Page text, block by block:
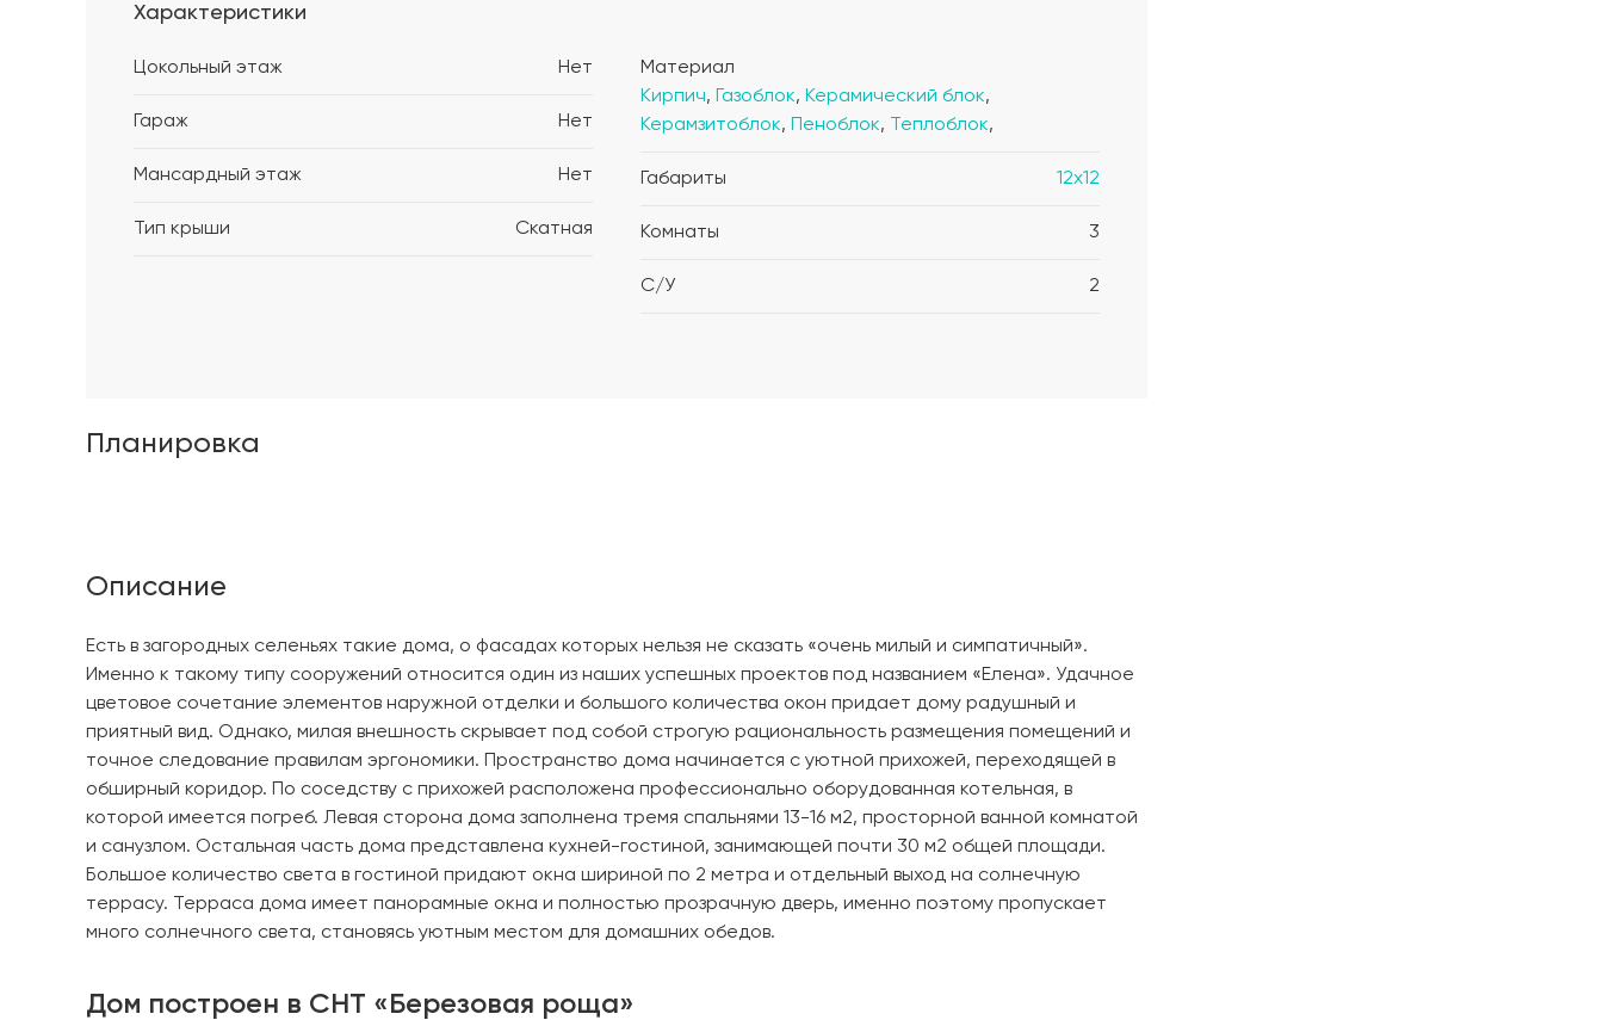
Характеристики
Цокольный этаж Нет
Гараж Нет
Мансардный этаж Нет
Тип крыши Скатная
Материал
Кирпич, Газоблок, Керамический блок,
Керамзитоблок, Пеноблок, Теплоблок,
Габариты 12x12
Комнаты 3
С/У 2
Планировка
Описание
Есть в загородных селеньях такие дома, о фасадах которых нельзя не сказать «очень милый и симпатичный».
Именно к такому типу сооружений относится один из наших успешных проектов под названием «Елена». Удачное
цветовое сочетание элементов наружной отделки и большого количества окон придает дому радушный и
приятный вид. Однако, милая внешность скрывает под собой строгую рациональность размещения помещений и
точное следование правилам эргономики. Пространство дома начинается с уютной прихожей, переходящей в
обширный коридор. По соседству с прихожей расположена профессионально оборудованная котельная, в
которой имеется погреб. Левая сторона дома заполнена тремя спальнями 13-16 м2, просторной ванной комнатой
и санузлом. Остальная часть дома представлена кухней-гостиной, занимающей почти 30 м2 общей площади.
Большое количество света в гостиной придают окна шириной по 2 метра и отдельный выход на солнечную
террасу. Терраса дома имеет панорамные окна и полностью прозрачную дверь, именно поэтому пропускает
много солнечного света, становясь уютным местом для домашних обедов.
Дом построен в СНТ «Березовая роща»